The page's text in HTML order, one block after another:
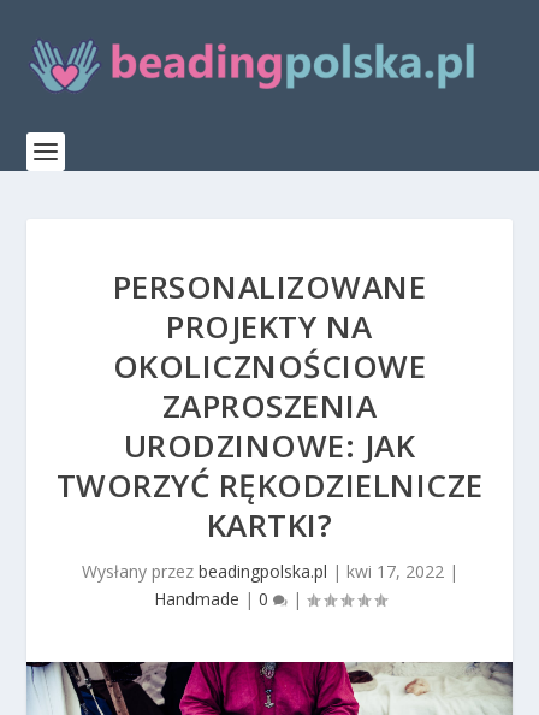
PERSONALIZOWANE
PROJEKTY NA
OKOLICZNOŚCIOWE
ZAPROSZENIA
URODZINOWE: JAK
TWORZYĆ RĘKODZIELNICZE
KARTKI?
Wysłany przez beadingpolska.pl | kwi 17, 2022|
Handmade | 0 |